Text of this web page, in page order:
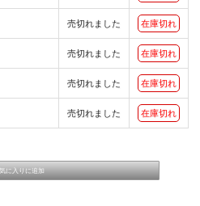
売切れました 在庫切れ
売切れました 在庫切れ
売切れました 在庫切れ
売切れました 在庫切れ